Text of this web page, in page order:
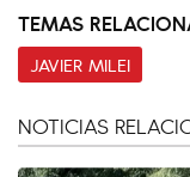
TEMAS
JAVIER MILEI
NOTICIAS